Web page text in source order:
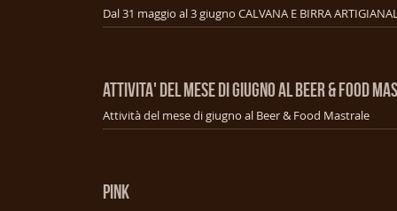
ATTIVITA' DEL MESE DI GIUGNO AL BEER & FOOD
Attività del mese di giugno al Beer & Food Mastrale
PINK